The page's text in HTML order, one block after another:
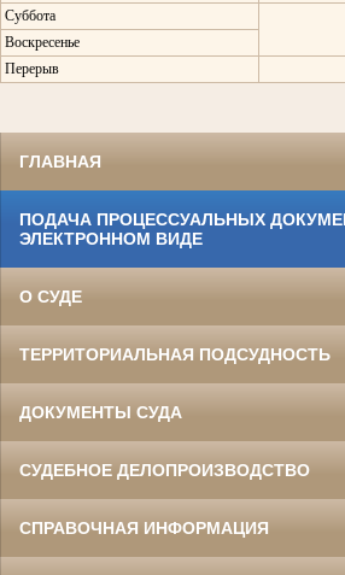
Суббота
Воскресенье
Перерыв
ГЛАВНАЯ
ПОДАЧА ПРОЦЕССУАЛЬНЫХ
ЭЛЕКТРОННОМ ВИДЕ
О СУДЕ
ТЕРРИТОРИАЛЬНАЯ ПОДСУДНОСТЬ
ДОКУМЕНТЫ СУДА
СУДЕБНОЕ ДЕЛОПРОИЗВОДСТВО
СПРАВОЧНАЯ ИНФОРМАЦИЯ